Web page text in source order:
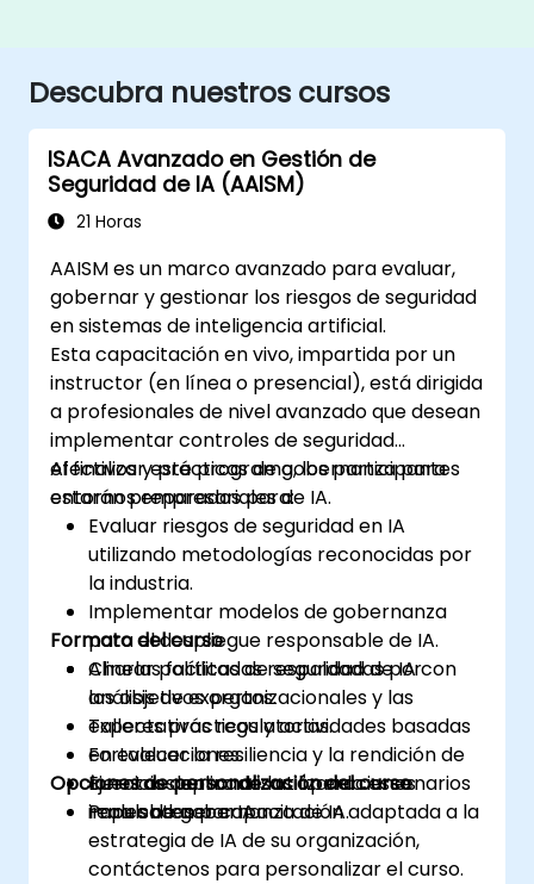
Descubra nuestros cursos
ISACA Avanzado en Gestión de
Seguridad de IA (AAISM)
21 Horas
AAISM es un marco avanzado para evaluar,
gobernar y gestionar los riesgos de seguridad
en sistemas de inteligencia artificial.
Esta capacitación en vivo, impartida por un
instructor (en línea o presencial), está dirigida
a profesionales de nivel avanzado que desean
implementar controles de seguridad
efectivos y prácticas de gobernanza para
entornos empresariales de IA.
Al finalizar este programa, los participantes
estarán preparados para:
Evaluar riesgos de seguridad en IA
utilizando metodologías reconocidas por
la industria.
Implementar modelos de gobernanza
para el despliegue responsable de IA.
Alinear políticas de seguridad de IA con
los objetivos organizacionales y las
expectativas regulatorias.
Fortalecer la resiliencia y la rendición de
cuentas dentro de las operaciones
impulsadas por IA.
Formato del curso
Charlas facilitadas respaldadas por
análisis de expertos.
Talleres prácticos y actividades basadas
en evaluaciones.
Ejercicios aplicados utilizando escenarios
reales de gobernanza de IA.
Opciones de personalización del curso
Para obtener capacitación adaptada a la
estrategia de IA de su organización,
contáctenos para personalizar el curso.